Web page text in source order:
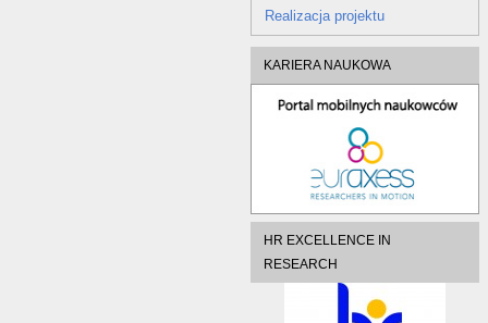
Realizacja projektu
KARIERA NAUKOWA
HR EXCELLENCE IN
RESEARCH